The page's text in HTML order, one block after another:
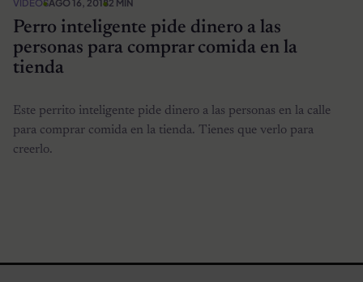
VIDEOSAGO 16, 20182 MIN
Perro inteligente pide dinero a las
personas para comprar comida en la
tienda
Este perrito inteligente pide dinero a las personas en la calle
para comprar comida en la tienda. Tienes que verlo para
creerlo.